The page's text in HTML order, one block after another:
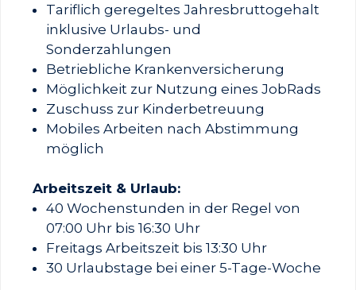
Tariflich geregeltes Jahresbruttogehalt
inklusive Urlaubs- und
Sonderzahlungen
Betriebliche Krankenversicherung
Möglichkeit zur Nutzung eines JobRads
Zuschuss zur Kinderbetreuung
Mobiles Arbeiten nach Abstimmung
möglich
Arbeitszeit & Urlaub:
40 Wochenstunden in der Regel von
07:00 Uhr bis 16:30 Uhr
Freitags Arbeitszeit bis 13:30 Uhr
30 Urlaubstage bei einer 5-Tage-Woche